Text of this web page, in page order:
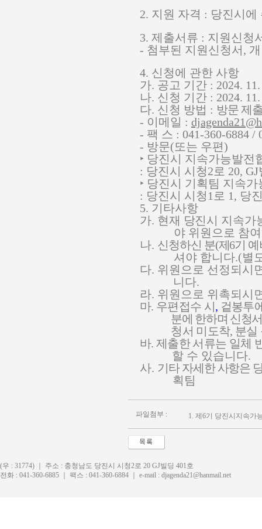
2. 지원 자격 : 당진시에
3. 제출서류 : 지원신청
- 첨부된 지원신청서 ,
4. 신청에 관한 사항
가. 공고 기간 : 2024.
나. 신청 기간 : 2024.
다. 신청 방법 : 방문 제
- 이메일 :
- 팩 스 : 041-360-6884 /
- 방문(또는 우편)
‣ 당진시 지속가능발전
: 당진시 시청2로 20, GJ
‣ 당진시 기획팀 지속가
: 당진시 시청 1 로 1, 당
5. 기타사항
가. 현재 당진시 지속가
야 위원으로 참
나. 신청하신 분(제 6기
셔야 합니다.(별
다. 위원으로 선정되시
니다.
라. 위원으로 위촉되시
마. 우편접수 시 , 겉봉투
분에 한하며 신청
청서 미도착, 분실
바.제출한 서류는 일체
할 수 있습니다.
사. 기타 자세한 사항은
획팀
파일첨부 : 1. 제6기 당진시지속가
(우 : 31774) ｜ 주소 : 충청남도 당진시 시청2로 20 GJ빌딩 401호
전화 : 041-360-6885 ｜ 팩스 : 041-360-6884 ｜ e-mail : djagenda21@hanmail.net